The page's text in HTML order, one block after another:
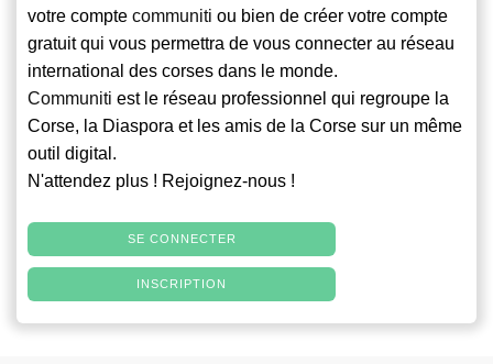
votre compte communiti ou bien de créer votre compte
gratuit qui vous permettra de vous connecter au réseau
international des corses dans le monde.
Communiti est le réseau professionnel qui regroupe la
Corse, la Diaspora et les amis de la Corse sur un même
outil digital.
N'attendez plus ! Rejoignez-nous !
SE CONNECTER
INSCRIPTION